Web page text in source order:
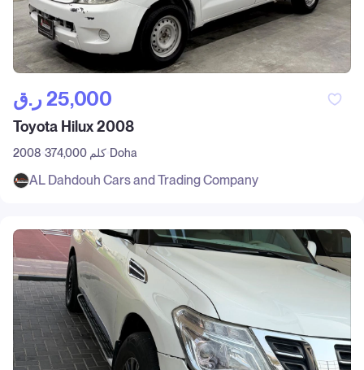
ر.ق‎ 25,000
Toyota Hilux 2008
2008 374,000 كلم Doha
AL Dahdouh Cars and Trading Company